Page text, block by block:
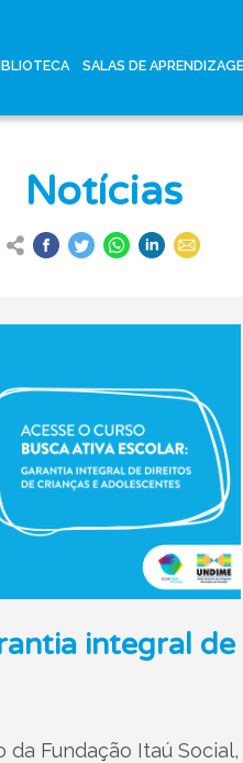
SALAS DE
Notícias
integral
Fundação Itaú